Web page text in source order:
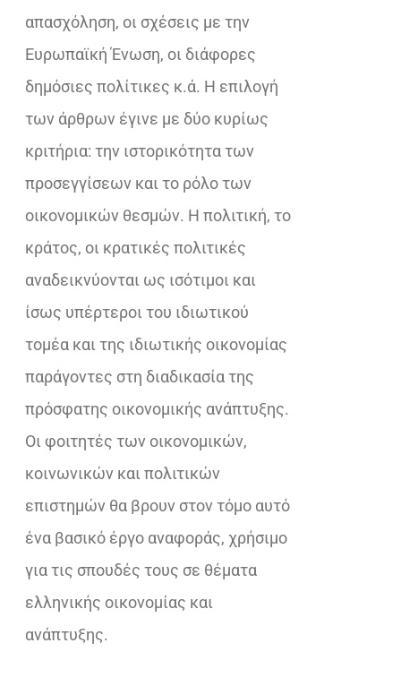
απασχόληση, οι σχέσεις με την
Ευρωπαϊκή Ένωση, οι διάφορες
δημόσιες πολίτικες κ.ά. Η επιλογή
των άρθρων έγινε με δύο κυρίως
κριτήρια: την ιστορικότητα των
προσεγγίσεων και το ρόλο των
οικονομικών θεσμών. Η πολιτική, το
κράτος, οι κρατικές πολιτικές
αναδεικνύονται ως ισότιμοι και
ίσως υπέρτεροι του ιδιωτικού
τομέα και της ιδιωτικής οικονομίας
παράγοντες στη διαδικασία της
πρόσφατης οικονομικής ανάπτυξης.
Οι φοιτητές των οικονομικών,
κοινωνικών και πολιτικών
επιστημών θα βρουν στον τόμο αυτό
ένα βασικό έργο αναφοράς, χρήσιμο
για τις σπουδές τους σε θέματα
ελληνικής οικονομίας και
ανάπτυξης.